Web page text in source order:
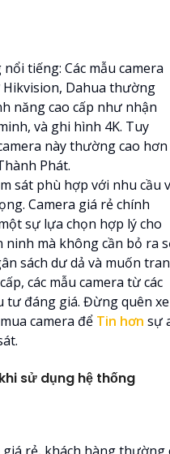
tiếng: Các mẫu camera
Dahua thường
năng cao cấp như nhận
và ghi hình 4K. Tuy
này thường cao hơn
Phát.
sát phù hợp với nhu cầu
Camera giá rẻ chính
sự lựa chọn hợp lý cho
ninh mà không cần bỏ ra
sách dư dả và muốn
các mẫu camera từ các
tư đáng giá. Đừng quên
camera để Tin hơn sự
sử dụng hệ thống